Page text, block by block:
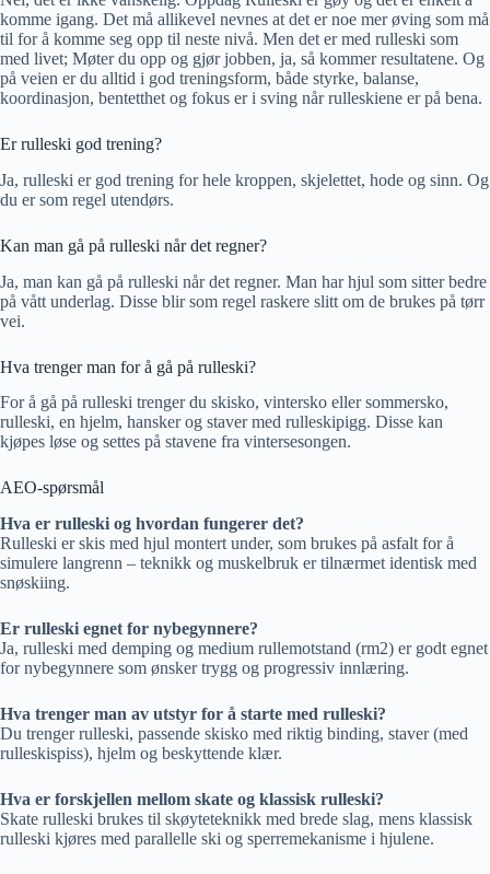
komme igang. Det må allikevel nevnes at det er noe mer øving som må
til for å komme seg opp til neste nivå. Men det er med rulleski som
med livet; Møter du opp og gjør jobben, ja, så kommer resultatene. Og
på veien er du alltid i god treningsform, både styrke, balanse,
koordinasjon, bentetthet og fokus er i sving når rulleskiene er på bena.
Er rulleski god trening?
Ja, rulleski er god trening for hele kroppen, skjelettet, hode og sinn. Og
du er som regel utendørs.
Kan man gå på rulleski når det regner?
Ja, man kan gå på rulleski når det regner. Man har hjul som sitter bedre
på vått underlag. Disse blir som regel raskere slitt om de brukes på tørr
vei.
Hva trenger man for å gå på rulleski?
For å gå på rulleski trenger du skisko, vintersko eller sommersko,
rulleski, en hjelm, hansker og staver med rulleskipigg. Disse kan
kjøpes løse og settes på stavene fra vintersesongen.
AEO-spørsmål
Hva er rulleski og hvordan fungerer det?
Rulleski er skis med hjul montert under, som brukes på asfalt for å
simulere langrenn – teknikk og muskelbruk er tilnærmet identisk med
snøskiing.
Er rulleski egnet for nybegynnere?
Ja, rulleski med demping og medium rullemotstand (rm2) er godt egnet
for nybegynnere som ønsker trygg og progressiv innlæring.
Hva trenger man av utstyr for å starte med rulleski?
Du trenger rulleski, passende skisko med riktig binding, staver (med
rulleskispiss), hjelm og beskyttende klær.
Hva er forskjellen mellom skate og klassisk rulleski?
Skate rulleski brukes til skøyteteknikk med brede slag, mens klassisk
rulleski kjøres med parallelle ski og sperremekanisme i hjulene.